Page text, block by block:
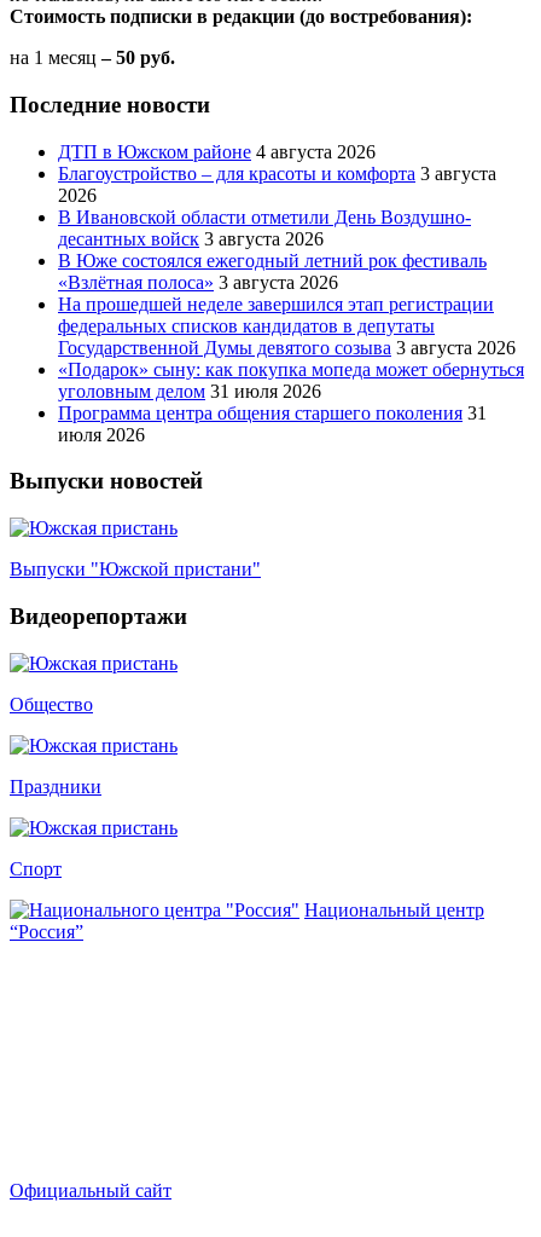
Стоимость подписки в редакции (до востребования):
на 1 месяц – 50 руб.
Последние новости
ДТП в Южском районе 4 августа 2026
Благоустройство – для красоты и комфорта 3 августа
2026
В Ивановской области отметили День Воздушно-
десантных войск 3 августа 2026
В Юже состоялся ежегодный летний рок фестиваль
«Взлётная полоса» 3 августа 2026
На прошедшей неделе завершился этап регистрации
федеральных списков кандидатов в депутаты
Государственной Думы девятого созыва 3 августа 2026
«Подарок» сыну: как покупка мопеда может обернуться
уголовным делом 31 июля 2026
Программа центра общения старшего поколения 31
июля 2026
Выпуски новостей
Выпуски "Южской пристани"
Видеорепортажи
Общество
Праздники
Спорт
Национальный центр
“Россия”
Официальный сайт